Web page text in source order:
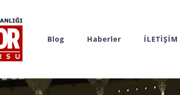
Blog Haberler İLETİŞİM